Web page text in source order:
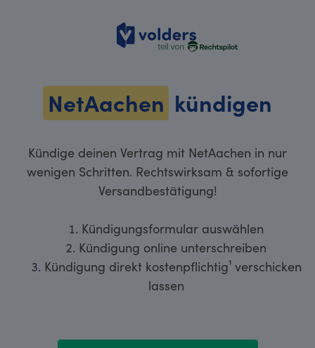
volders
NetAachen kündigen
Kündige deinen Vertrag mit NetAachen in nur
wenigen Schritten. Rechtswirksam & sofortige
Versandbestätigung!
Kündigungsformular auswählen
Kündigung online unterschreiben
Kündigung direkt kostenpflichtig¹ verschicken
lassen